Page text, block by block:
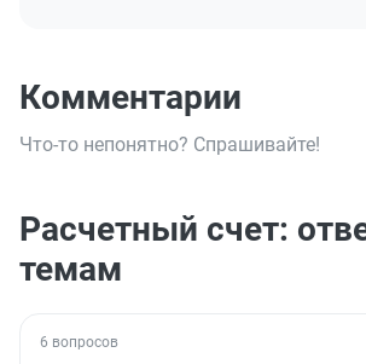
Комментарии
Что-то непонятно? Спрашивайте!
Расчетный счет:
темам
6 вопросов